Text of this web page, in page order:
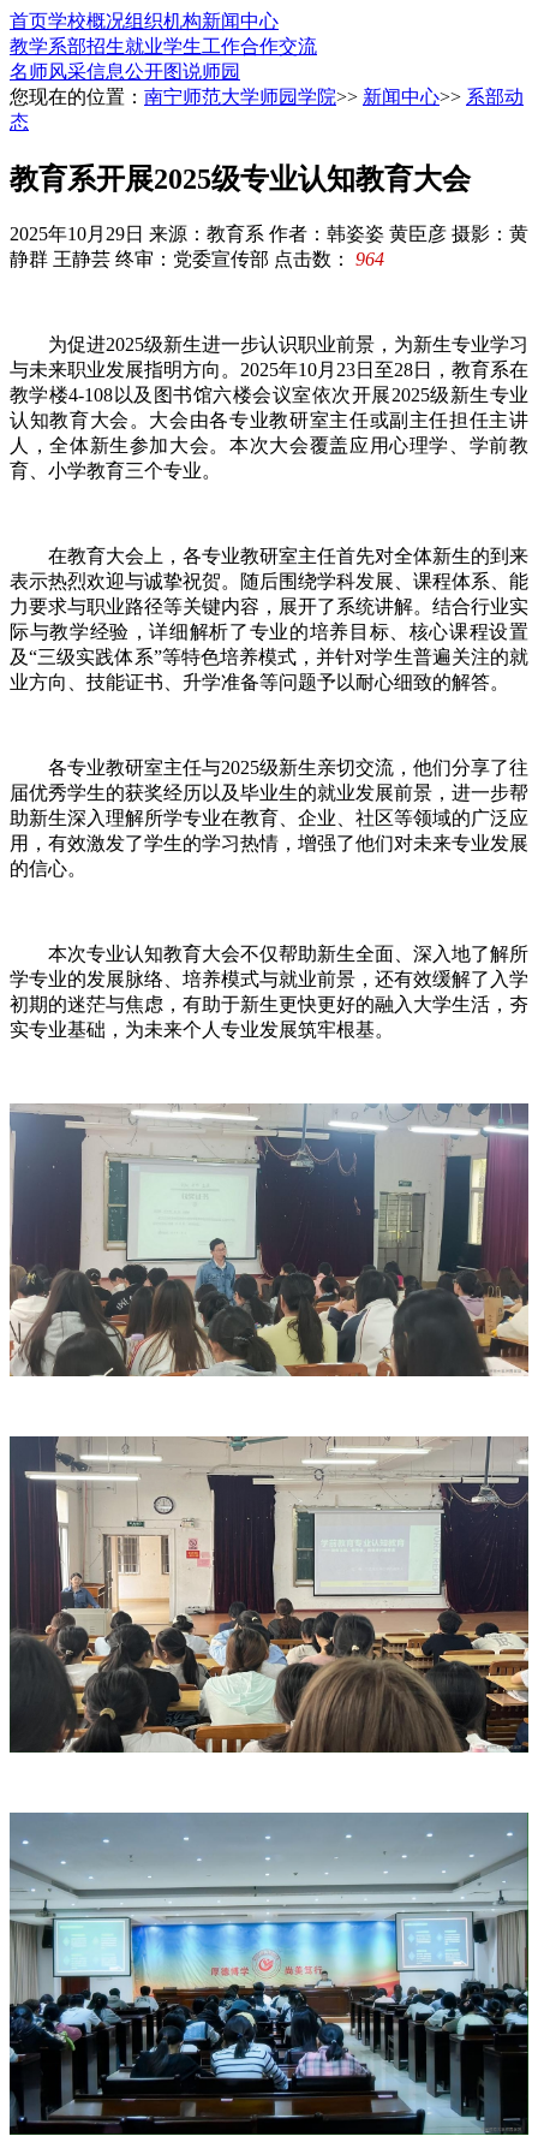
首页学校概况组织机构新闻中心
教学系部招生就业学生工作合作交流
名师风采信息公开图说师园
您现在的位置： 南宁师范大学师园学院>> 新闻中心>> 系部动
态
教育系开展2025级专业认知教育大会
2025年10月29日 来源：教育系 作者：韩姿姿 黄臣彦 摄影：黄
静群 王静芸 终审：党委宣传部 点击数： 964
为促进2025级新生进一步认识职业前景，为新生专业学习
与未来职业发展指明方向。2025年10月23日至28日，教育系在
教学楼4-108以及图书馆六楼会议室依次开展2025级新生专业
认知教育大会。大会由各专业教研室主任或副主任担任主讲
人，全体新生参加大会。本次大会覆盖应用心理学、学前教
育、小学教育三个专业。
在教育大会上，各专业教研室主任首先对全体新生的到来
表示热烈欢迎与诚挚祝贺。随后围绕学科发展、课程体系、能
力要求与职业路径等关键内容，展开了系统讲解。结合行业实
际与教学经验，详细解析了专业的培养目标、核心课程设置
及“三级实践体系”等特色培养模式，并针对学生普遍关注的就
业方向、技能证书、升学准备等问题予以耐心细致的解答。
各专业教研室主任与2025级新生亲切交流，他们分享了往
届优秀学生的获奖经历以及毕业生的就业发展前景，进一步帮
助新生深入理解所学专业在教育、企业、社区等领域的广泛应
用，有效激发了学生的学习热情，增强了他们对未来专业发展
的信心。
本次专业认知教育大会不仅帮助新生全面、深入地了解所
学专业的发展脉络、培养模式与就业前景，还有效缓解了入学
初期的迷茫与焦虑，有助于新生更快更好的融入大学生活，夯
实专业基础，为未来个人专业发展筑牢根基。